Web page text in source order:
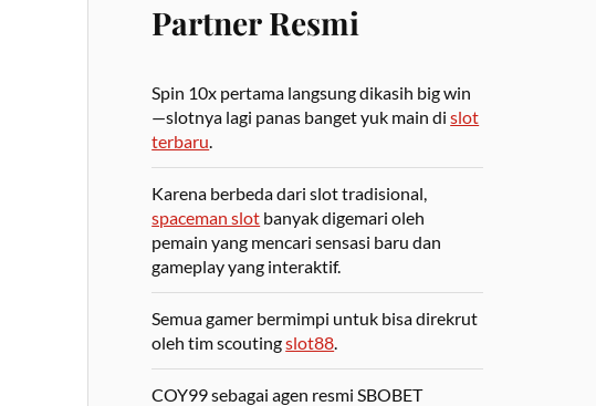
Partner Resmi
Spin 10x pertama langsung dikasih big win
—slotnya lagi panas banget yuk main dislot
terbaru.
Karena berbeda dari slot tradisional,
spaceman slot banyak digemari oleh
pemain yang mencari sensasi baru dan
gameplay yang interaktif.
Semua gamer bermimpi untuk bisa direkrut
oleh tim scoutingslot88.
COY99 sebagai agen resmi SBOBET